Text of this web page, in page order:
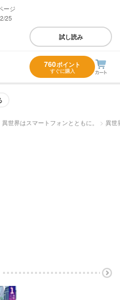
25
試し読み
760ポイント
すぐに購入
異世界はスマートフォンとともに。 異世